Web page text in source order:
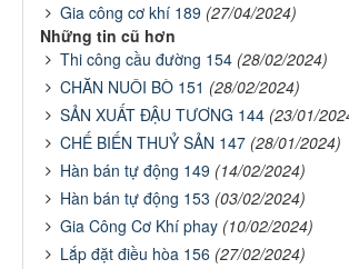
Gia công cơ khí 189 (27/04/2024)
Những tin cũ hơn
Thi công cầu đường 154 (28/02/2024)
CHĂN NUÔI BÒ 151 (28/02/2024)
SẢN XUẤT ĐẬU TƯƠNG 144 (23/01/
CHẾ BIẾN THUỶ SẢN 147 (28/01/2024)
Hàn bán tự động 149 (14/02/2024)
Hàn bán tự động 153 (03/02/2024)
Gia Công Cơ Khí phay (10/02/2024)
Lắp đặt điều hòa 156 (27/02/2024)